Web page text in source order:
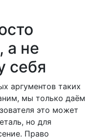
а не
себя
аргументов таких
мы только даём
это может
но для
Право